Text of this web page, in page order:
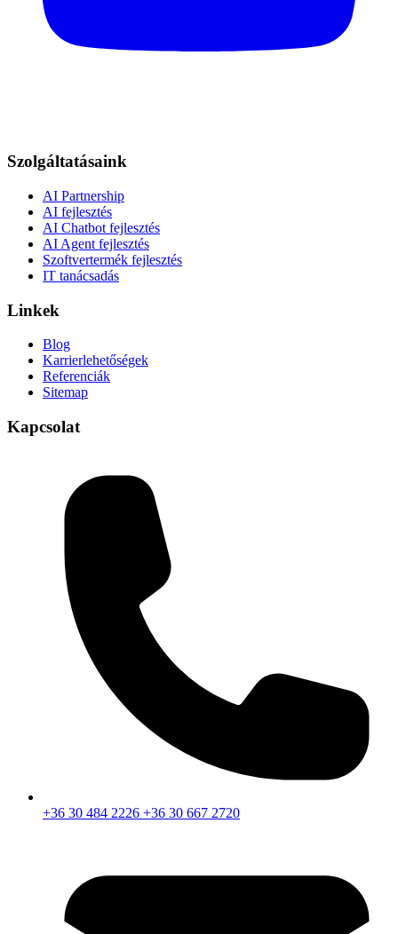
Szolgáltatásaink
AI Partnership
AI fejlesztés
AI Chatbot fejlesztés
AI Agent fejlesztés
Szoftvertermék fejlesztés
IT tanácsadás
Linkek
Blog
Karrierlehetőségek
Referenciák
Sitemap
Kapcsolat
+36 30 484 2226 +36 30 667 2720